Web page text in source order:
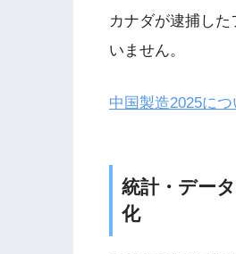
カナダが逮捕し
いません。
中国製造2025に
統計・デー
化